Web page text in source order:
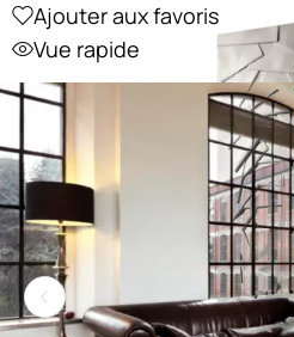
Ajouter aux favoris
Vue rapide